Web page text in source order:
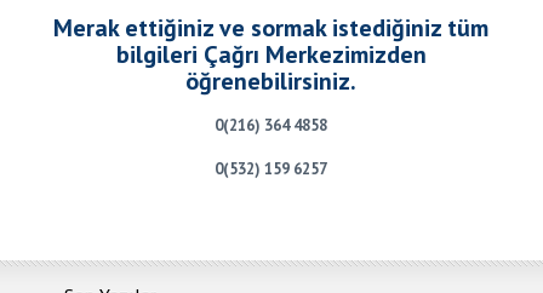
Merak ettiğiniz ve sormak istediğiniz tüm
bilgileri Çağrı Merkezimizden
öğrenebilirsiniz.
0(216) 364 4858
0(532) 159 6257